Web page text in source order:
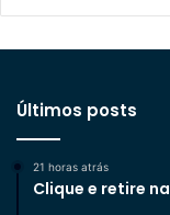
Últimos posts
21 horas atrás
Clique e retire